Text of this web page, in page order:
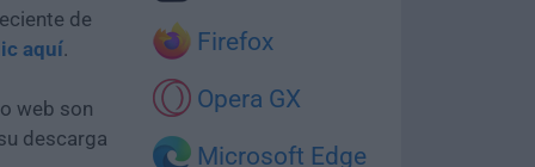
Firefox
Opera GX
Microsoft Edge
de
aquí.
web son
descarga